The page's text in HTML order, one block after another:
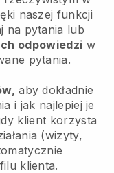
naszej funkcji
na pytania lub
odpowiedzi w
pytania.
aby dokładnie
i jak najlepiej je
klient korzysta
(wizyty,
klienta.